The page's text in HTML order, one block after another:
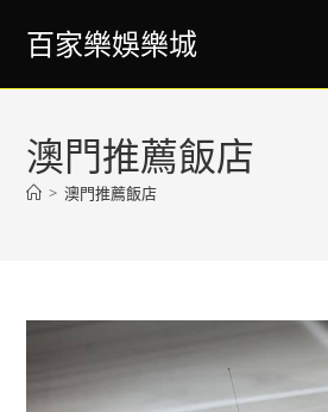
百家樂娛樂城
澳門推薦飯店
> 澳門推薦飯店